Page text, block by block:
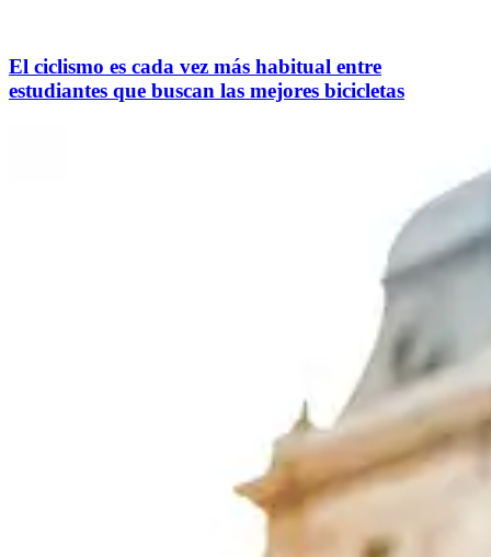
El ciclismo es cada vez más habitual entre
estudiantes que buscan las mejores bicicletas